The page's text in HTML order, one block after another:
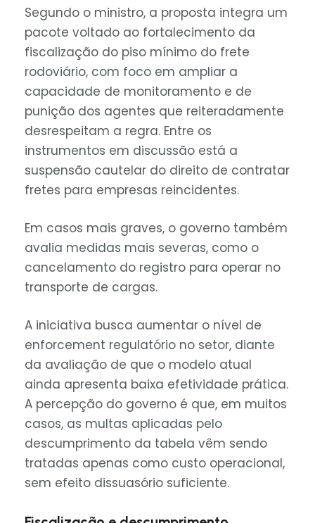
Segundo o ministro, a proposta integra um
pacote voltado ao fortalecimento da
fiscalização do piso mínimo do frete
rodoviário, com foco em ampliar a
capacidade de monitoramento e de
punição dos agentes que reiteradamente
desrespeitam a regra. Entre os
instrumentos em discussão está a
suspensão cautelar do direito de contratar
fretes para empresas reincidentes.
Em casos mais graves, o governo também
avalia medidas mais severas, como o
cancelamento do registro para operar no
transporte de cargas.
A iniciativa busca aumentar o nível de
enforcement regulatório no setor, diante
da avaliação de que o modelo atual
ainda apresenta baixa efetividade prática.
A percepção do governo é que, em muitos
casos, as multas aplicadas pelo
descumprimento da tabela vêm sendo
tratadas apenas como custo operacional,
sem efeito dissuasório suficiente.